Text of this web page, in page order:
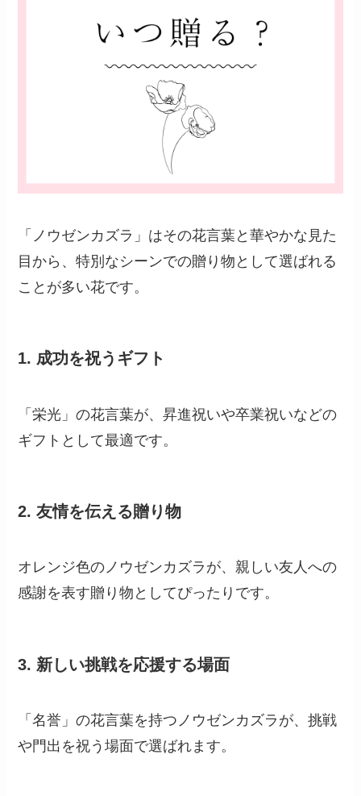
「ノウゼンカズラ」はその花言葉と華やかな見た
目から、特別なシーンでの贈り物として選ばれる
ことが多い花です。
1. 成功を祝うギフト
「栄光」の花言葉が、昇進祝いや卒業祝いなどの
ギフトとして最適です。
2.友情を伝える贈り物
オレンジ色のノウゼンカズラが、親しい友人への
感謝を表す贈り物としてぴったりです。
3. 新しい挑戦を応援する場面
「名誉」の花言葉を持つノウゼンカズラが、挑戦
や門出を祝う場面で選ばれます。